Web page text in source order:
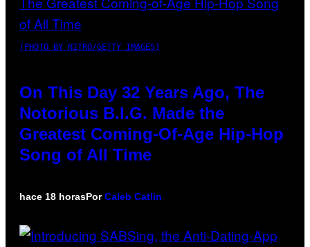
(PHOTO BY NITRO/GETTY IMAGES)
On This Day 32 Years Ago, The
Notorious B.I.G. Made the
Greatest Coming-Of-Age Hip-Hop
Song of All Time
hace 18 horasPorCaleb Catlin